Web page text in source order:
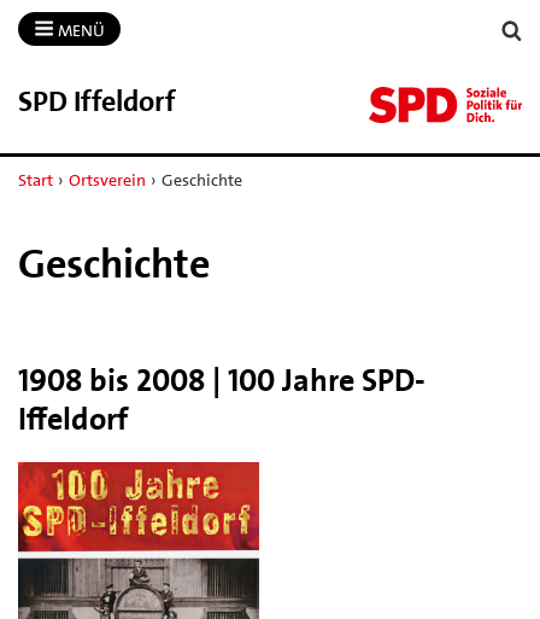
MENÜ
SPD Iffeldorf
Start › Ortsverein › Geschichte
Geschichte
1908 bis 2008 | 100 Jahre SPD-
Iffeldorf